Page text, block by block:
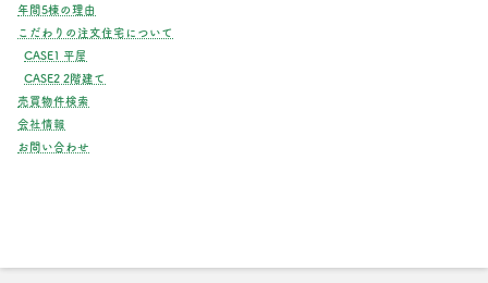
年間5棟の理由
こだわりの注文住宅について
CASE1 平屋
CASE2 2階建て
売買物件検索
会社情報
お問い合わせ